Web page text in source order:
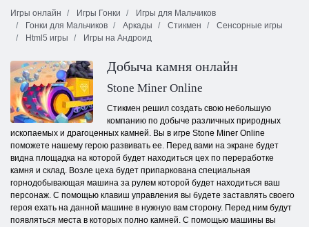
Игры онлайн
Игры Гонки
Игры для Мальчиков
Гонки для Мальчиков
Аркады Стикмен
Сенсорные игры
Html5 игры
Игры на Андроид
Добыча камня онлайн
Stone Miner Online
Стикмен решил создать свою небольшую
компанию по добыче различных природных
ископаемых и драгоценных камней. Вы в игре Stone Miner Online
поможете нашему герою развивать ее. Перед вами на экране будет
видна площадка на которой будет находиться цех по переработке
камня и склад. Возле цеха будет припаркована специальная
горнодобывающая машина за рулем которой будет находиться ваш
персонаж. С помощью клавиш управления вы будете заставлять своего
героя ехать на данной машине в нужную вам сторону. Перед ним будут
появляться места в которых полно камней. С помощью машины вы